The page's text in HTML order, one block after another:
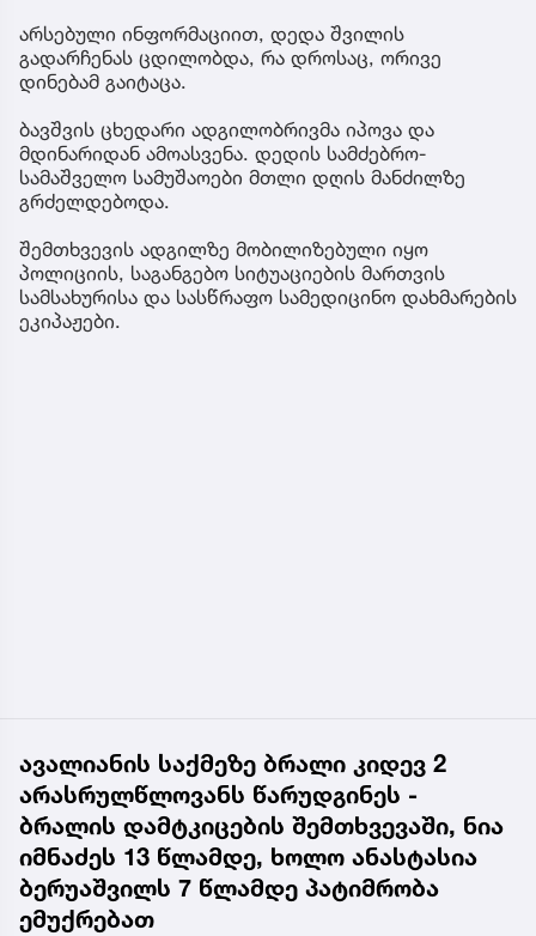
არსებული ინფორმაციით, დედა შვილის
გადარჩენას ცდილობდა, რა დროსაც, ორივე
დინებამ გაიტაცა.
ბავშვის ცხედარი ადგილობრივმა იპოვა და
მდინარიდან ამოასვენა. დედის სამძებრო-
სამაშველო სამუშაოები მთლი დღის მანძილზე
გრძელდებოდა.
შემთხვევის ადგილზე მობილიზებული იყო
პოლიციის, საგანგებო სიტუაციების მართვის
სამსახურისა და სასწრაფო სამედიცინო დახმარების
ეკიპაჟები.
ავალიანის საქმეზე ბრალი კიდევ 2
არასრულწლოვანს წარუდგინეს -
ბრალის დამტკიცების შემთხვევაში, ნია
იმნაძეს 13 წლამდე, ხოლო ანასტასია
ბერუაშვილს 7 წლამდე პატიმრობა
ემუქრებათ